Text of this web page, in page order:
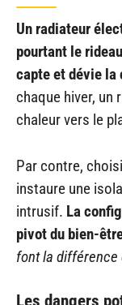
Un radiateur
pourtant le
capte et dévie la
chaque hiver, un
chaleur vers le
Par contre,
instaure une
intrusif. La
pivot du bien-
font la différence
Les dangers